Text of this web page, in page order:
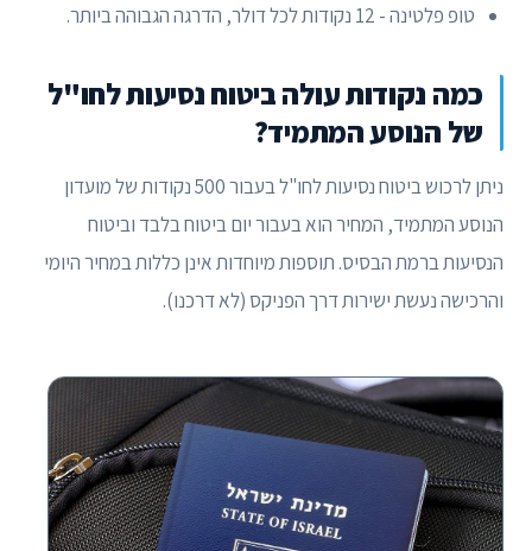
טופ פלטינה - 12 נקודות לכל דולר, הדרגה הגבוהה ביותר.
כמה נקודות עולה ביטוח נסיעות לחו"ל
של הנוסע המתמיד?
ניתן לרכוש ביטוח נסיעות לחו"ל בעבור 500 נקודות של מועדון
הנוסע המתמיד, המחיר הוא בעבור יום ביטוח בלבד וביטוח
הנסיעות ברמת הבסיס. תוספות מיוחדות אינן כללות במחיר היומי
והרכישה נעשת ישירות דרך הפניקס (לא דרכנו).